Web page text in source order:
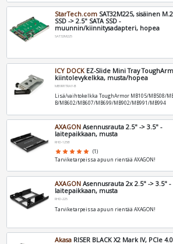
StarTech.com SAT32M225, sisäinen
SSD -> 2.5" SATA SSD -
muunnin/kiinnitysadapteri, hopea
SAT32M225
ICY DOCK EZ-Slide Mini Tray
kiintolevykelkka, musta/hopea
MB991TRAY-B
Lisä/vaihtokelkka ToughArmor MB105/MB508/
B/MB602/MB607/MB699/MB902/MB991/MB994
AXAGON Asennusrauta 2.5" -> 3.5" -
laitepaikkaan, musta
RHD-125B
star star star star star (1)
Tarviketarpeissa apuun rientää AXAGON!
AXAGON Asennusrauta 2x 2.5" -> 3.5" -
laitepaikkaan, musta
RHD-225
Tarviketarpeissa apuun rientää AXAGON!
Akasa RISER BLACK X2 Mark IV, PCIe 4.0